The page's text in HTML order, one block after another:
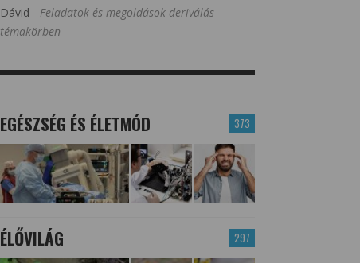
Dávid - Feladatok és megoldások deriválás
témakörben
373
EGÉSZSÉG ÉS ÉLETMÓD
297
ÉLŐVILÁG